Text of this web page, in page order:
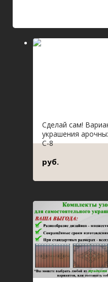
Сделай сам!
украшения
С-8
руб.